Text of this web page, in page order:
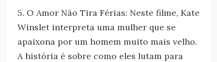
5. O Amor Não Tira Férias: Neste filme, Kate
Winslet interpreta uma mulher que se
apaixona por um homem muito mais velho.
A história é sobre como eles lutam para